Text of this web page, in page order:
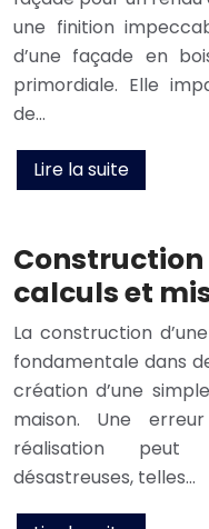
une finition
d’une façade en
primordiale. Elle
de…
Lire la suite
Construction
calculs et
La construction
fondamentale dans
création d’une
maison. Une
réalisation peut
désastreuses, telles…